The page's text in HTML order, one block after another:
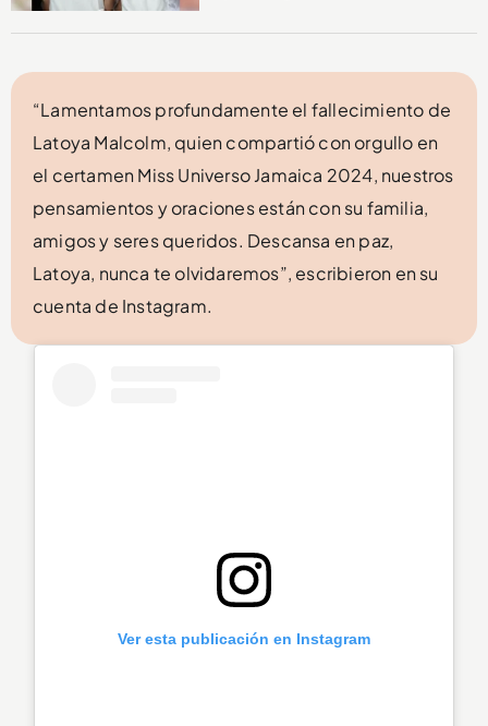
“Lamentamos profundamente el fallecimiento de
Latoya Malcolm, quien compartió con orgullo en
el certamen Miss Universo Jamaica 2024, nuestros
pensamientos y oraciones están con su familia,
amigos y seres queridos. Descansa en paz,
Latoya, nunca te olvidaremos”, escribieron en su
cuenta de Instagram.
Ver esta publicación en Instagram